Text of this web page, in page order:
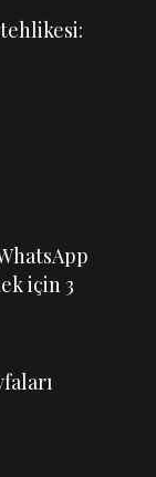
için 3